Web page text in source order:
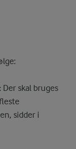
Der skal bruges
sidder i